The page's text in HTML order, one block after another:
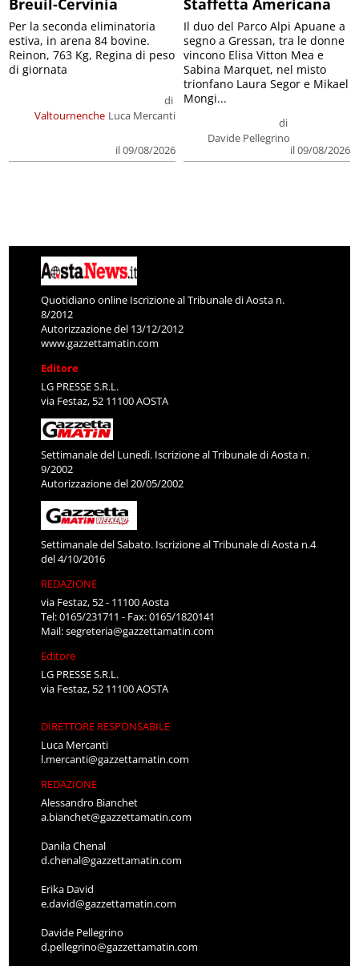
Breuil-Cervinia
Valtournenche
di
Luca Mercanti
il 09/08/2026
Per la seconda eliminatoria
estiva, in arena 84 bovine.
Reinon, 763 Kg, Regina di peso
di giornata
Staffetta Americana
di
Davide Pellegrino
il 09/08/2026
Il duo del Parco Alpi Apuane a
segno a Gressan, tra le donne
vincono Elisa Vitton Mea e
Sabina Marquet, nel misto
trionfano Laura Segor e Mikael
Mongi...
Quotidiano online Iscrizione al Tribunale di Aosta n.
8/2012
Autorizzazione del 13/12/2012
www.gazzettamatin.com
Editore
LG PRESSE S.R.L.
via Festaz, 52 11100 AOSTA
Settimanale del Lunedì. Iscrizione al Tribunale di Aosta n.
9/2002
Autorizzazione del 20/05/2002
Settimanale del Sabato. Iscrizione al Tribunale di Aosta n.4
del 4/10/2016
REDAZIONE
via Festaz, 52 - 11100 Aosta
Tel: 0165/231711 - Fax: 0165/1820141
Mail:segreteria@gazzettamatin.com
Editore
LG PRESSE S.R.L.
via Festaz, 52 11100 AOSTA
DIRETTORE RESPONSABILE
Luca Mercanti
l.mercanti@gazzettamatin.com
REDAZIONE
Alessandro Bianchet
a.bianchet@gazzettamatin.com
Danila Chenal
d.chenal@gazzettamatin.com
Erika David
e.david@gazzettamatin.com
Davide Pellegrino
d.pellegrino@gazzettamatin.com